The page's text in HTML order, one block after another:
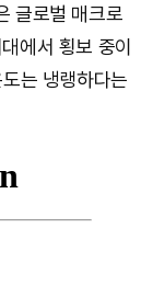
글로벌 매크로
에서 횡보 중이
는 냉랭하다는